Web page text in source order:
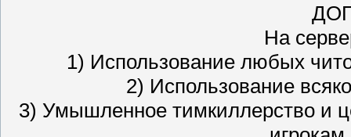
На
1) Использование любых
2) Использование
3) Умышленное тимкиллерство и